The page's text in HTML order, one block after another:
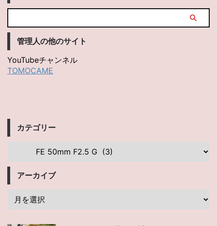
管理人の他のサイト
YouTubeチャンネル
TOMOCAME
カテゴリー
アーカイブ